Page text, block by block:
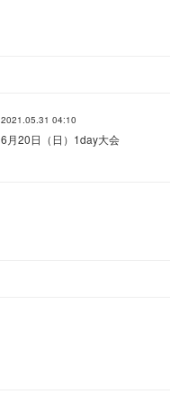
2021.05.31 04:10
6月20日（日）1day大会